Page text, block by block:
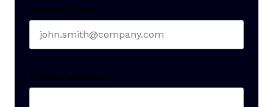
Business email *
Create Password *